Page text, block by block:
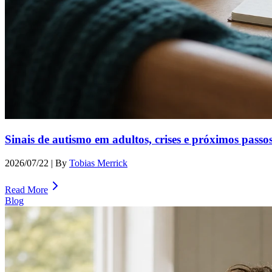
Sinais de autismo em adultos, crises e próximos
2026/07/22 | By Tobias Merrick
Read More
Blog